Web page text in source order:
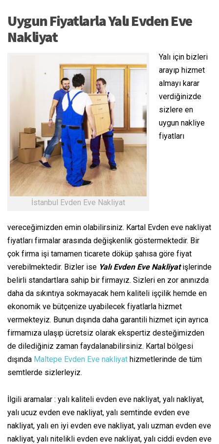
Uygun Fiyatlarla Yalı Evden Eve
Nakliyat
İstanbul Evden Eve Nakliyat
Yalı için bizleri
arayıp hizmet
almayı karar
verdiğinizde
sizlere en
uygun nakliye
fiyatları
vereceğimizden emin olabilirsiniz. Kartal Evden eve nakliyat
fiyatları firmalar arasında değişkenlik göstermektedir. Bir
çok firma işi tamamen ticarete döküp şahısa göre fiyat
verebilmektedir. Bizler ise Yalı Evden Eve Nakliyatişlerinde
belirli standartlara sahip bir firmayız. Sizleri en zor anınızda
daha da sıkıntıya sokmayacak hem kaliteli işçilik hemde en
ekonomik ve bütçenize uyabilecek fiyatlarla hizmet
vermekteyiz. Bunun dışında daha garantili hizmet için ayrıca
firmamıza ulaşıp ücretsiz olarak ekspertiz desteğimizden
de dilediğiniz zaman faydalanabilirsiniz. Kartal bölgesi
dışında Maltepe Evden Eve nakliyat hizmetlerinde de tüm
semtlerde sizlerleyiz.
İlgili aramalar : yalı kaliteli evden eve nakliyat, yalı nakliyat,
yalı ucuz evden eve nakliyat, yalı semtinde evden eve
nakliyat, yalı en iyi evden eve nakliyat, yalı uzman evden eve
nakliyat, yalı nitelikli evden eve nakliyat, yalı ciddi evden eve